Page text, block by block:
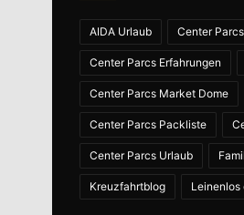
AIDA Urlaub Center
Center Parcs Erfahrungen
Center Parcs Market Dome
Center Parcs Packliste
Center Parcs Urlaub
Kreuzfahrtblog Leinenlos